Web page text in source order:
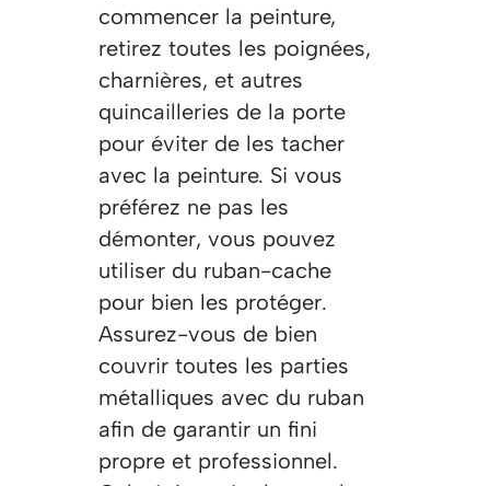
commencer la peinture,
retirez toutes les poignées,
charnières, et autres
quincailleries de la porte
pour éviter de les tacher
avec la peinture. Si vous
préférez ne pas les
démonter, vous pouvez
utiliser du ruban-cache
pour bien les protéger.
Assurez-vous de bien
couvrir toutes les parties
métalliques avec du ruban
afin de garantir un fini
propre et professionnel.